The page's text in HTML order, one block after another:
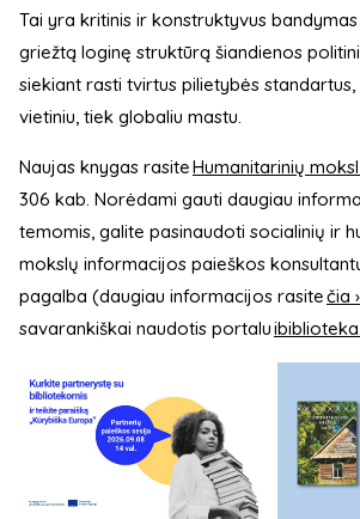
Tai yra kritinis ir konstruktyvus
griežtą loginę struktūrą šiandienos
siekiant rasti tvirtus pilietybės
vietiniu, tiek globaliu mastu.
Naujas knygas rasiteHumanitarinių
306 kab. Norėdami gauti daugiau
temomis, galite pasinaudoti socialinių ir
mokslų informacijos paieškos
pagalba (daugiau informacijos rasitečia ›
savarankiškai naudotis portalu